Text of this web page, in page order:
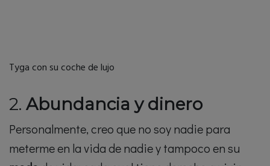
Tyga con su coche de lujo
2. Abundancia y dinero
Personalmente, creo que no soy nadie para
meterme en la vida de nadie y tampoco en su